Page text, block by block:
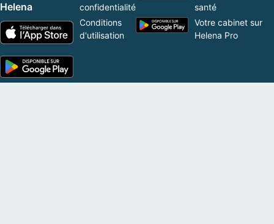
Helena
confidentialité
Conditions
d'utilisation
santé
Votre cabinet sur
Helena Pro